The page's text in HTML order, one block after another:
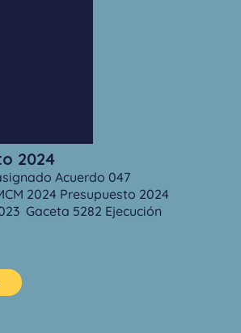
2024
Acuerdo 047
2024 Presupuesto 2024
Gaceta 5282 Ejecución